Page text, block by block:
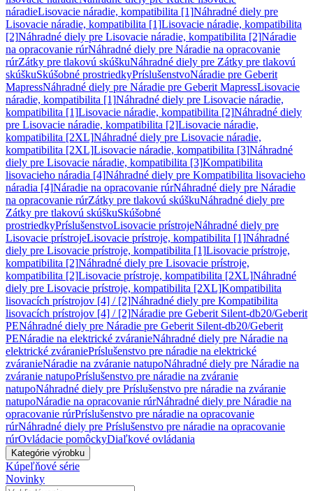
náradieLisovacie náradie, kompatibilita [1]Náhradné diely pre
Lisovacie náradie, kompatibilita [1]Lisovacie náradie, kompatibilita
[2]Náhradné diely pre Lisovacie náradie, kompatibilita [2]Náradie
na opracovanie rúrNáhradné diely pre Náradie na opracovanie
rúrZátky pre tlakovú skúškuNáhradné diely pre Zátky pre tlakovú
skúškuSkúšobné prostriedkyPríslušenstvoNáradie pre Geberit
MapressNáhradné diely pre Náradie pre Geberit MapressLisovacie
náradie, kompatibilita [1]Náhradné diely pre Lisovacie náradie,
kompatibilita [1]Lisovacie náradie, kompatibilita [2]Náhradné diely
pre Lisovacie náradie, kompatibilita [2]Lisovacie náradie,
kompatibilita [2XL]Náhradné diely pre Lisovacie náradie,
kompatibilita [2XL]Lisovacie náradie, kompatibilita [3]Náhradné
diely pre Lisovacie náradie, kompatibilita [3]Kompatibilita
lisovacieho náradia [4]Náhradné diely pre Kompatibilita lisovacieho
náradia [4]Náradie na opracovanie rúrNáhradné diely pre Náradie
na opracovanie rúrZátky pre tlakovú skúškuNáhradné diely pre
Zátky pre tlakovú skúškuSkúšobné
prostriedkyPríslušenstvoLisovacie prístrojeNáhradné diely pre
Lisovacie prístrojeLisovacie prístroje, kompatibilita [1]Náhradné
diely pre Lisovacie prístroje, kompatibilita [1]Lisovacie prístroje,
kompatibilita [2]Náhradné diely pre Lisovacie prístroje,
kompatibilita [2]Lisovacie prístroje, kompatibilita [2XL]Náhradné
diely pre Lisovacie prístroje, kompatibilita [2XL]Kompatibilita
lisovacích prístrojov [4] / [2]Náhradné diely pre Kompatibilita
lisovacích prístrojov [4] / [2]Náradie pre Geberit Silent-db20/Geberit
PENáhradné diely pre Náradie pre Geberit Silent-db20/Geberit
PENáradie na elektrické zváranieNáhradné diely pre Náradie na
elektrické zváraniePríslušenstvo pre náradie na elektrické
zváranieNáradie na zváranie natupoNáhradné diely pre Náradie na
zváranie natupoPríslušenstvo pre náradie na zváranie
natupoNáhradné diely pre Príslušenstvo pre náradie na zváranie
natupoNáradie na opracovanie rúrNáhradné diely pre Náradie na
opracovanie rúrPríslušenstvo pre náradie na opracovanie
rúrNáhradné diely pre Príslušenstvo pre náradie na opracovanie
rúrOvládacie pomôckyDiaľkové ovládania
Kategórie výrobku
Kúpeľňové série
Novinky